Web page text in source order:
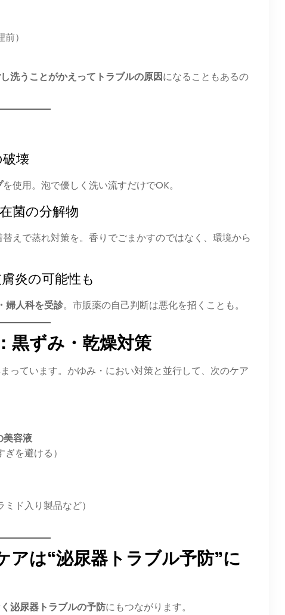
）
洗うことがかえってトラブルの原因になることもあるの
壊
を使用。泡で優しく洗い流すだけでOK。
菌の分解物
替えで蒸れ対策を。香りでごまかすのではなく、環境から
炎の可能性も
婦人科を受診。市販薬の自己判断は悪化を招くことも。
黒ずみ・乾燥対策
っています。かゆみ・におい対策と並行して、次のケア
美容液
を避ける）
ミド入り製品など）
アは“泌尿器トラブル予防”に
泌尿器トラブルの予防にもつながります。